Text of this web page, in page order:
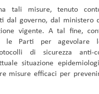
tali misure, tenuto
dal governo, dal ministero
vigente. A tal fine,
le Parti per agevolare
di sicurezza anti-
situazione
misure efficaci per